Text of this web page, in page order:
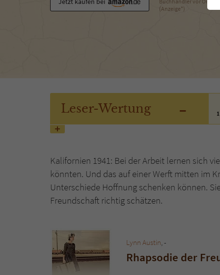
(Anzeige*)
Leser-Wertung -
1
Kalifornien 1941: Bei der Arbeit lernen sich
könnten. Und das auf einer Werft mitten im
Unterschiede Hoffnung schenken können.
Freundschaft richtig schätzen.
Lynn Austin, -
Rhapsodie der